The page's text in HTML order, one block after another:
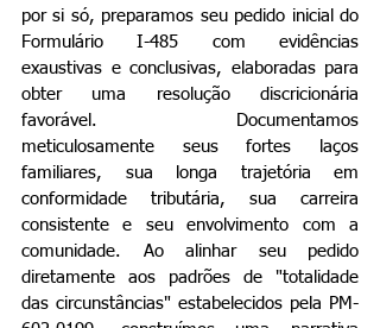
por si só, preparamos seu pedido inicial do
Formulário I-485 com evidências
exaustivas e conclusivas, elaboradas para
obter uma resolução discricionária
favorável. Documentamos
meticulosamente seus fortes laços
familiares, sua longa trajetória em
conformidade tributária, sua carreira
consistente e seu envolvimento com a
comunidade. Ao alinhar seu pedido
diretamente aos padrões de "totalidade
das circunstâncias" estabelecidos pela PM-